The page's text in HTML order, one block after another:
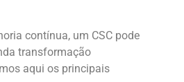
contínua, um CSC pode
transformação
aqui os principais